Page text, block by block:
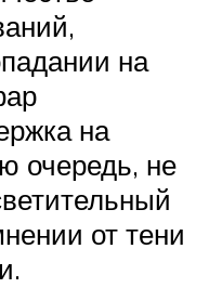
на
на
очередь, не
от тени